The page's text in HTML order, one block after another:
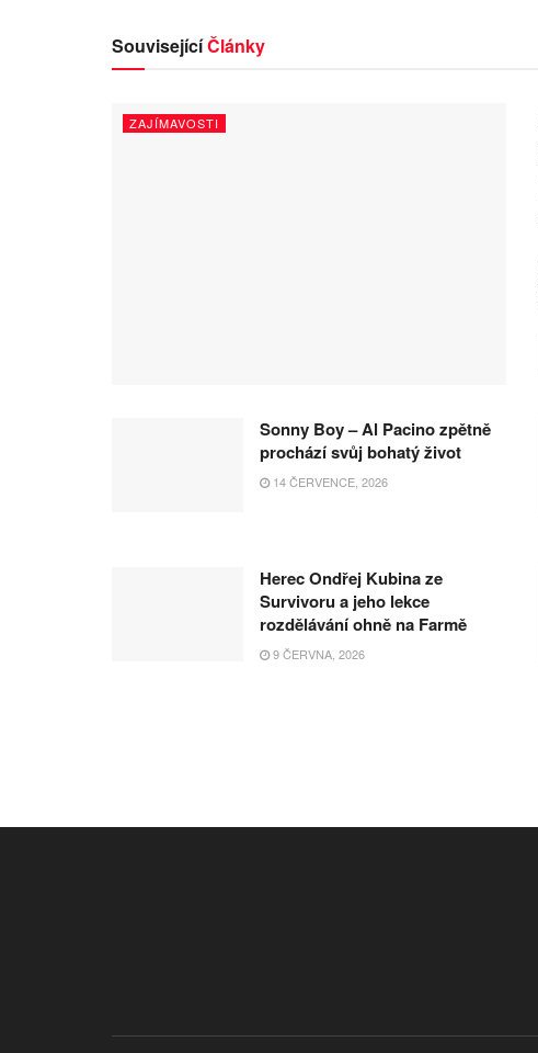
SouvisejícíČlánky
ZAJÍMAVOSTI
Sonny Boy – Al Pacino zpětně
prochází svůj bohatý život
14 ČERVENCE, 2026
Herec Ondřej Kubina ze
Survivoru a jeho lekce
rozdělávání ohně na Farmě
9 ČERVNA, 2026